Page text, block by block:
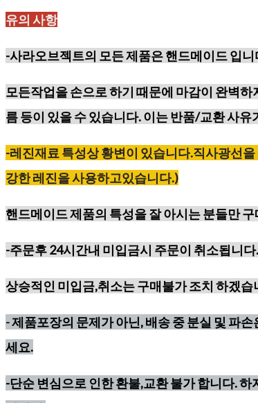
유의 사항
-사라오브젝트의 모든 제품은 핸드메이드 입
모든작업을 손으로 하기 때문에 마감이 완벽하
름 등이 있을 수 있습니다. 이는 반품/교환 사유
-레진재료 특성상황변이 있습니다.직사광선을
강한레진을사용하고있습니다.)
핸드메이드 제품의 특성을 잘 아시는 분들만
-주문후 24시간내 미입금시 주문이 취소됩니
상승적인 미입금,취소는 구매불가 조치 하겠습
-제품포장의 문제가 아닌, 배송 중 분실 및 파
세요.
-단순 변심으로 인한 환불,교환 불가 합니다.